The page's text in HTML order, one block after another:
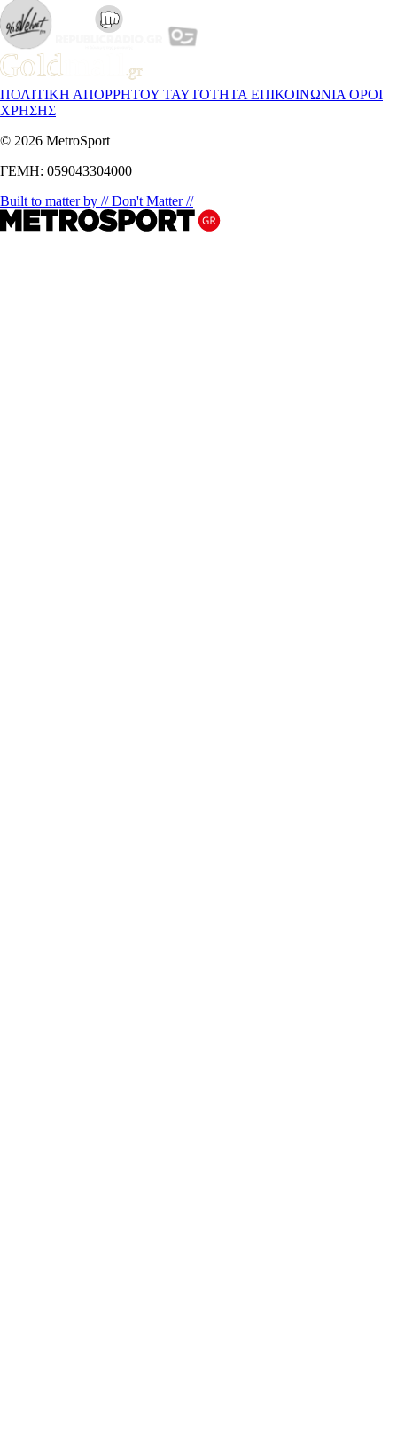
ΠΟΛΙΤΙΚΗ ΑΠΟΡΡΗΤΟΥ ΤΑΥΤΟΤΗΤΑ ΕΠΙΚΟΙΝΩΝΙΑ ΟΡΟΙ
ΧΡΗΣΗΣ
© 2026 MetroSport
ΓΕΜΗ: 059043304000
Built to matter by // Don't Matter //